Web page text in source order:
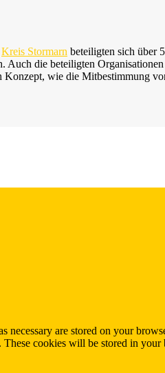
Kreis Stormarn beteiligten sich über
die beteiligten
Konzept, wie die Mitbestimmung
are stored on your
These cookies will be stored in